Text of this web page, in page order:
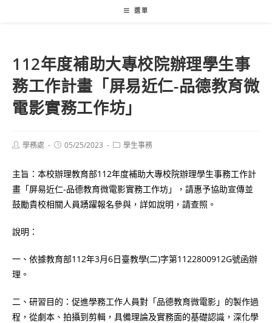
選單
112年度補助大專校院辦理學生事
務工作計畫「屏易近仁-品德教育微
電影實務工作坊」
Post學務處
Post05/25/2023
Post學生事務
主旨：本校辦理教育部112年度補助大專校院辦理學生事務工作計
畫「屏易近仁-品德教育微電影實務工作坊」，請惠予協助宣傳並
鼓勵貴校相關人員踴躍報名參與，詳如說明，請查照。
說明：
一、依據教育部112年3月6日臺教學(二)字第1122800912G號函辦
理。
二、研習目的：促進學務工作人員對「品德教育微電影」的製作過
程，從劇本、拍攝到剪輯，具備理論及實務面的基礎認識，深化學